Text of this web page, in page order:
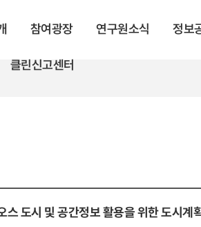
참여광장 연구원소식 정보
클린신고센터
스 도시 및 공간정보 활용을 위한 도시계